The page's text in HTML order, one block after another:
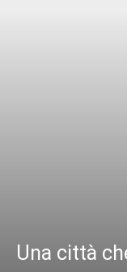
Una città